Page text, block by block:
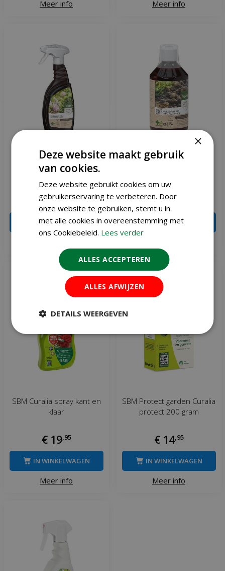
Meer info Meer info
Pokon Bio kuur voor
weerbare en gezonde
rozen spray 750ml
€11,95
IN WINKELWAGEN
Pokon Bio kuur voor
moestuin concentraa…
€13,45
IN WINKELWAGEN
SBM Curalia spray kant en
klaar
€ 19, 95
Meer info
IN WINKELWAGEN
SBM Protect garden Curalia
protect 200 gram
€ 14 95
Meer info
IN WINKELWAGEN
×
Deze website maakt gebruik
van cookies.
Deze website gebruikt cookies om uw
gebruikerservaring te verbeteren. Door
onze website te gebruiken, stemt u in
met alle cookies in overeenstemming met
ons Cookiebeleid. Lees verder
ALLES ACCEPTEREN
ALLES AFWIJZEN
DETAILS WEERGEVEN